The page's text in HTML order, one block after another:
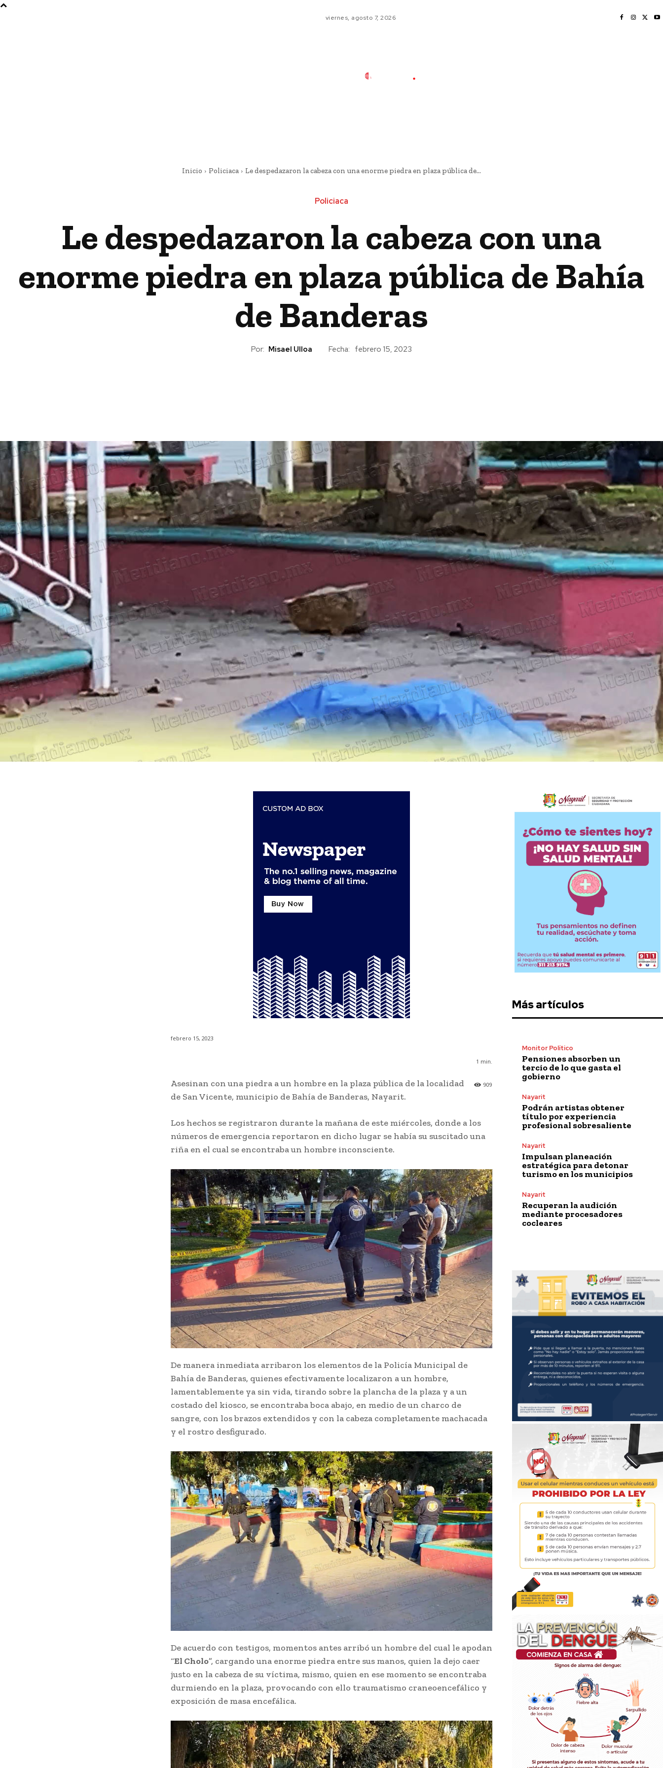
viernes, agosto 7, 2026
Inicio Policiaca Le despedazaron la cabeza con una enorme piedra en plaza pública de...
Policiaca
Le despedazaron la cabeza con una
enorme piedra en plaza pública de Bahía
de Banderas
Por: Misael Ulloa Fecha: febrero 15, 2023
febrero 15, 2023
1 min.
909
Asesinan con una piedra a un hombre en la plaza pública de la localidad
de San Vicente, municipio de Bahía de Banderas, Nayarit.
Los hechos se registraron durante la mañana de este miércoles, donde a los
números de emergencia reportaron en dicho lugar se había su suscitado una
riña en el cual se encontraba un hombre inconsciente.
De manera inmediata arribaron los elementos de la Policía Municipal de
Bahía de Banderas, quienes efectivamente localizaron a un hombre,
lamentablemente ya sin vida, tirando sobre la plancha de la plaza y a un
costado del kiosco, se encontraba boca abajo, en medio de un charco de
sangre, con los brazos extendidos y con la cabeza completamente machacada
y el rostro desfigurado.
De acuerdo con testigos, momentos antes arribó un hombre del cual le apodan
“El Cholo”, cargando una enorme piedra entre sus manos, quien la dejo caer
justo en la cabeza de su víctima, mismo, quien en ese momento se encontraba
durmiendo en la plaza, provocando con ello traumatismo craneoencefálico y
exposición de masa encefálica.
Más artículos
Monitor Político
Pensiones absorben un
tercio de lo que gasta el
gobierno
Nayarit
Podrán artistas obtener
título por experiencia
profesional sobresaliente
Nayarit
Impulsan planeación
estratégica para detonar
turismo en los municipios
Nayarit
Recuperan la audición
mediante procesadores
cocleares